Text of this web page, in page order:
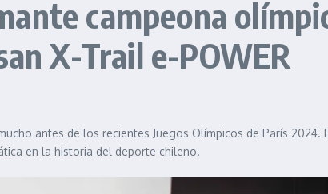
campeona
X-Trail e-POWER
antes de los recientes Juegos Olímpicos de París
en la historia del deporte chileno.